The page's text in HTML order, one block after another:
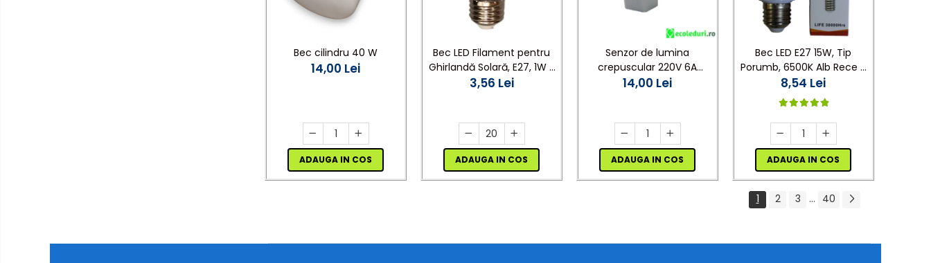
Bec cilindru 40 W
14,00 Lei
ADAUGA IN COS
Bec LED Filament pentru
Ghirlandă Solară, E27, 1W -
Set 20 Bucăți
3,56 Lei
ADAUGA IN COS
Senzor de lumina
crepuscular 220V 6A
1200W IP44
14,00 Lei
ADAUGA IN COS
Bec LED E27 15W, Tip
Porumb, 6500K Alb Rece -
Iluminat Economic și
Puternic
8,54 Lei
ADAUGA IN COS
1 2 3 ... 40